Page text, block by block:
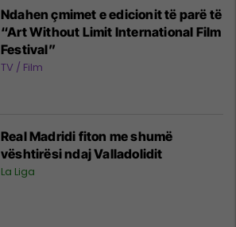
Ndahen çmimet e edicionit të parë të
“Art Without Limit International Film
Festival”
TV / Film
Real Madridi fiton me shumë
vështirësi ndaj Valladolidit
La Liga